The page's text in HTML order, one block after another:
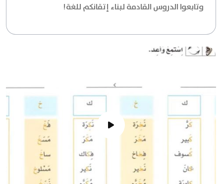
وتابعوا الدروس القادمة لبناء إتقانكم للغة!